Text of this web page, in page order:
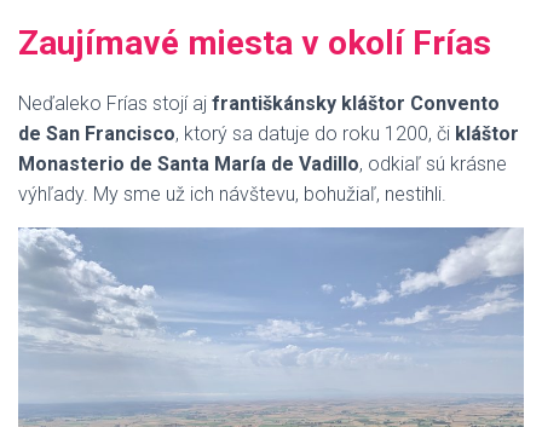
Zaujímavé miesta v okolí Frías
Neďaleko Frías stojí aj františkánsky kláštor Convento
de San Francisco, ktorý sa datuje do roku 1200, či kláštor
Monasterio de Santa María de Vadillo, odkiaľ sú krásne
výhľady. My sme už ich návštevu, bohužiaľ, nestihli.